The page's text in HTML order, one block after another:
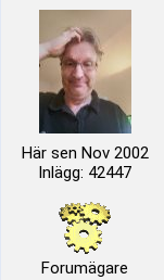
Här sen Nov 2002
Inlägg: 42447
Forumägare